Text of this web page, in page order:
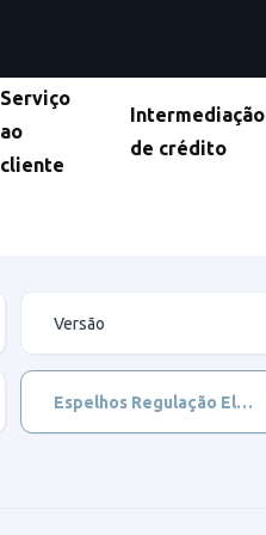
Serviço
ao
cliente
Intermediação
de crédito
Espelhos Regulação Elétrica